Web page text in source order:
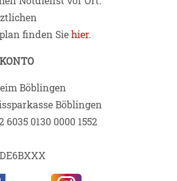
finden Siehier.
Böblingen
Böblingen
6035 0130 0000 1552